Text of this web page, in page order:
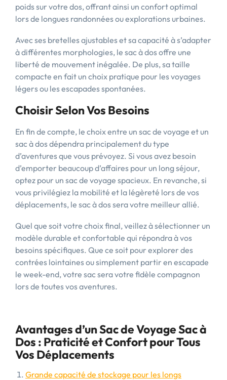
poids sur votre dos, offrant ainsi un confort optimal
lors de longues randonnées ou explorations urbaines.
Avec ses bretelles ajustables et sa capacité à s’adapter
à différentes morphologies, le sac à dos offre une
liberté de mouvement inégalée. De plus, sa taille
compacte en fait un choix pratique pour les voyages
légers ou les escapades spontanées.
Choisir Selon Vos Besoins
En fin de compte, le choix entre un sac de voyage et un
sac à dos dépendra principalement du type
d’aventures que vous prévoyez. Si vous avez besoin
d’emporter beaucoup d’affaires pour un long séjour,
optez pour un sac de voyage spacieux. En revanche, si
vous privilégiez la mobilité et la légèreté lors de vos
déplacements, le sac à dos sera votre meilleur allié.
Quel que soit votre choix final, veillez à sélectionner un
modèle durable et confortable qui répondra à vos
besoins spécifiques. Que ce soit pour explorer des
contrées lointaines ou simplement partir en escapade
le week-end, votre sac sera votre fidèle compagnon
lors de toutes vos aventures.
Avantages d’un Sac de Voyage Sac à
Dos : Praticité et Confort pour Tous
Vos Déplacements
Grande capacité de stockage pour les longs